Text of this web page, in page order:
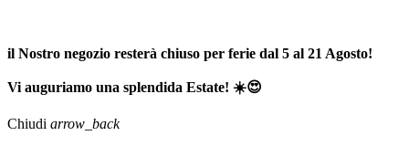
il Nostro negozio resterà chiuso per ferie dal 5 al 21 Agosto!
Vi auguriamo una splendida Estate! ☀️😍
Chiudi arrow_back